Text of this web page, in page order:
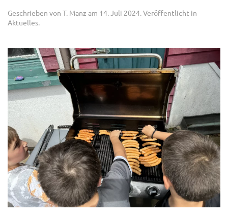
Geschrieben von T. Manz am 14. Juli 2024. Veröffentlicht in
Aktuelles.